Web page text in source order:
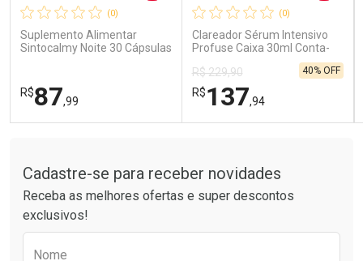
Comprar sem Desconto
Por R$ 189,99/cada
Comprar sem Desconto
Por R$ 189,99/cada
Comprar sem Desconto
Por R$ 14,39/cada
Comprar sem Desconto
Por R$ 14,39/cada
(0)
Suplemento Alimentar
Sintocalmy Noite 30 Cápsulas
R$87,99
Laboratório
Por Menos
(0)
Clareador Sérum Intensivo
Profuse Caixa 30ml Conta-
R$ 229,90
R$137,94
40% OFF
Laboratório
Por Menos
Cadastre-se para receber novidades
Receba as melhores ofertas e super descontos
exclusivos!
Nome